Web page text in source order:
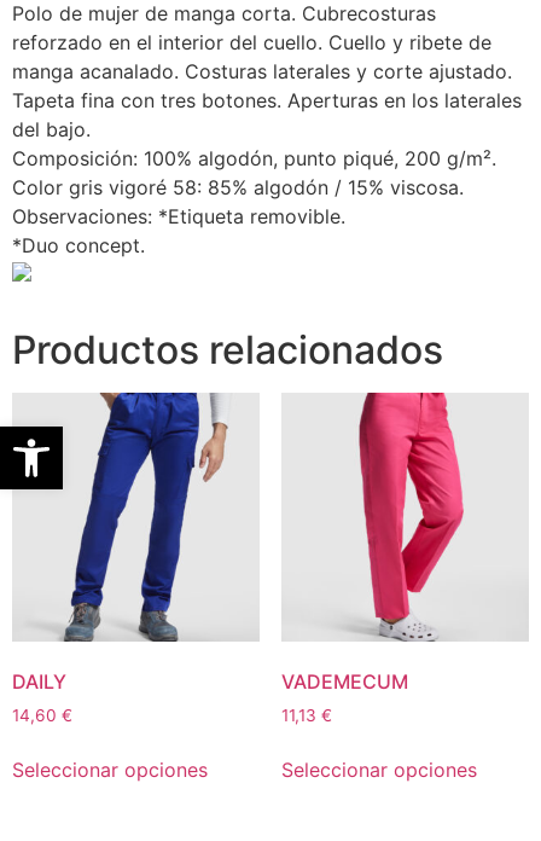
Abrir barra de herramientas
Polo de mujer de manga corta. Cubrecosturas
reforzado en el interior del cuello. Cuello y ribete de
manga acanalado. Costuras laterales y corte ajustado.
Tapeta fina con tres botones. Aperturas en los laterales
del bajo.
Composición: 100% algodón, punto piqué, 200 g/m².
Color gris vigoré 58: 85% algodón / 15% viscosa.
Observaciones: *Etiqueta removible.
*Duo concept.
Productos relacionados
DAILY
14,60 €
Seleccionar opciones
VADEMECUM
11,13 €
Seleccionar opciones